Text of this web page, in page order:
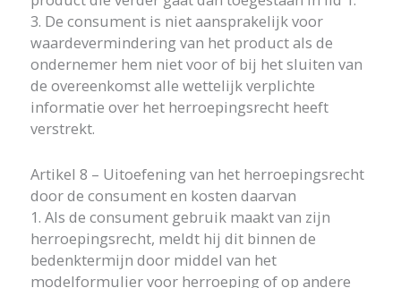
3. De consument is niet aansprakelijk voor
waardevermindering van het product als de
ondernemer hem niet voor of bij het sluiten van
de overeenkomst alle wettelijk verplichte
informatie over het herroepingsrecht heeft
verstrekt.
Artikel 8 – Uitoefening van het herroepingsrecht
door de consument en kosten daarvan
1. Als de consument gebruik maakt van zijn
herroepingsrecht, meldt hij dit binnen de
bedenktermijn door middel van het
modelformulier voor herroeping of op andere